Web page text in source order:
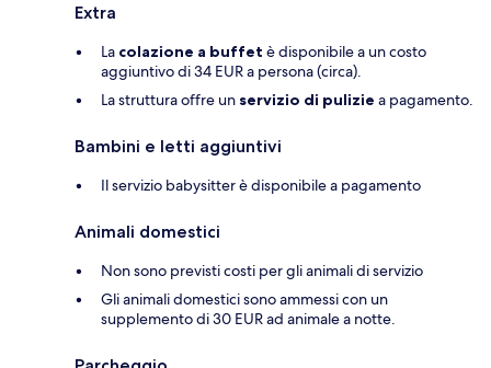
Extra
La colazione a buffet è disponibile a un costo
aggiuntivo di 34 EUR a persona (circa).
La struttura offre un servizio di pulizie a pagamento.
Bambini e letti aggiuntivi
Il servizio babysitter è disponibile a pagamento
Animali domestici
Non sono previsti costi per gli animali di servizio
Gli animali domestici sono ammessi con un
supplemento di 30 EUR ad animale a notte.